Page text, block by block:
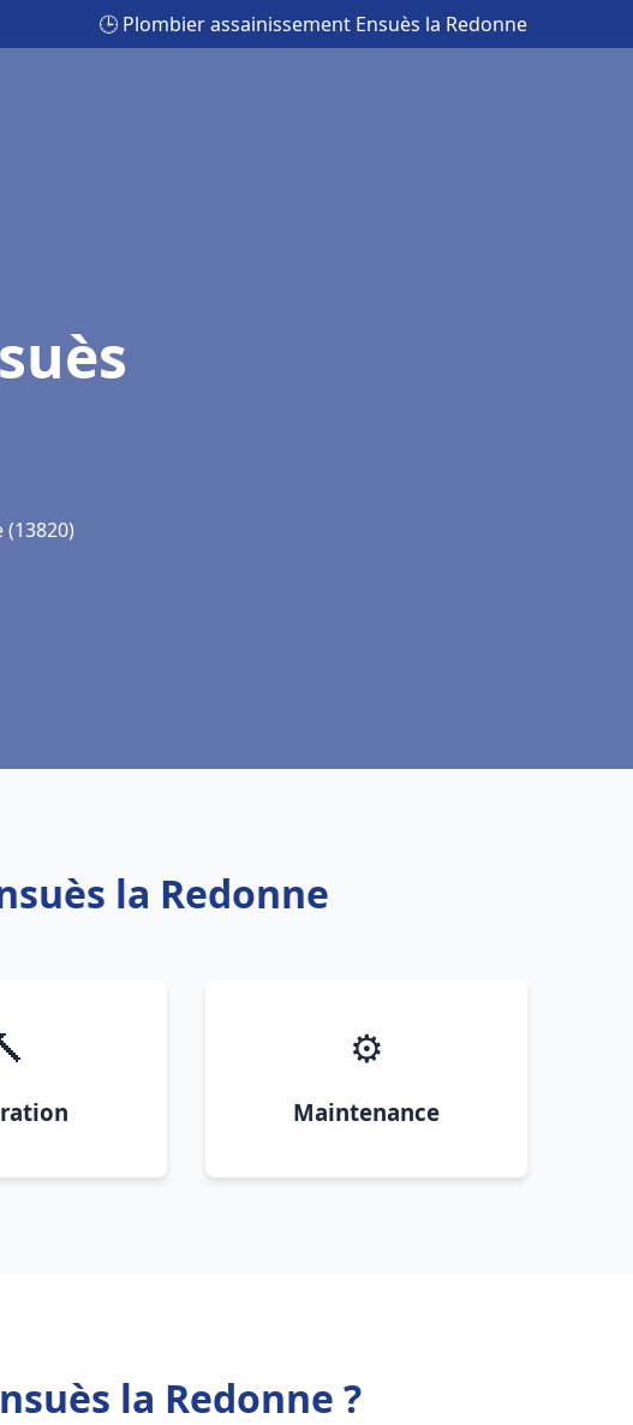
🕒 Plombier assainissement Ensuès la Redonne
la Redonne
⚙️
Maintenance
la Redonne ?